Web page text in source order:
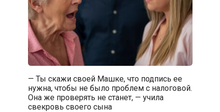
— Ты скажи своей Машке, что подпись ее
нужна, чтобы не было проблем с налоговой.
Она же проверять не станет, — учила
свекровь своего сына